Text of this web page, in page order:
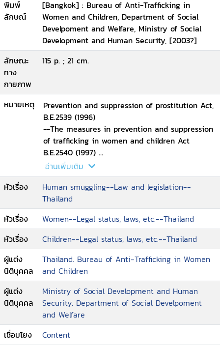
พิมพ์
ลักษณ์
[Bangkok] : Bureau of Anti-Trafficking in
Women and Children, Department of Social
Develpoment and Welfare, Ministry of Social
Development and Human Security, [2003?]
ลักษณะ
ทาง
กายภาพ
115 p. ; 21 cm.
หมายเหตุ
Prevention and suppression of prostitution Act,
B.E.2539 (1996)
--The measures in prevention and suppression
of trafficking in women and children Act
B.E.2540 (1997)
--The penal code amendment Act (No.14)
B.E.2540 (1997)
--The criminal procedure amendment Act
(No.20) B.E.2542 (1999)
--Child Adoption Act. B.E.2522 (1979)
--Ministerial regulation No.9 (B.E.2543) issued
under the child adoption Act, B.E.2522 (1979)
--AMLO's translation Anti-money laundering
Act of B.E.2542
--Memorandum of understanding between the
government of the Kingdom of Thailand and
the government of the Kingdom of Cambodia
on bilateral cooperation for eliminating
trafficking in children and women and
assisting victims of trafficking
--Memorandum of understanding between the
อ่านเพิ่มเติม
หัวเรื่อง
Human smuggling--Law and legislation--
Thailand
หัวเรื่อง
Women--Legal status, laws, etc.--Thailand
หัวเรื่อง
Children--Legal status, laws, etc.--Thailand
ผู้แต่ง
นิติบุคคล
Thailand. Bureau of Anti-Trafficking in Women
and Children
ผู้แต่ง
นิติบุคคล
Ministry of Social Development and Human
Security. Department of Social Develpoment
and Welfare
เชื่อมโยง
Content